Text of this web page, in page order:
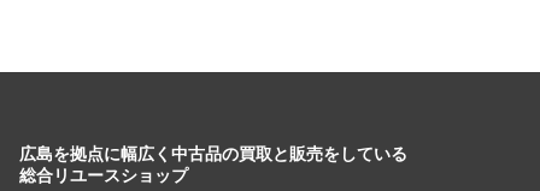
広島を拠点に幅広く中古品の買取と販売をしている
総合リユースショップ